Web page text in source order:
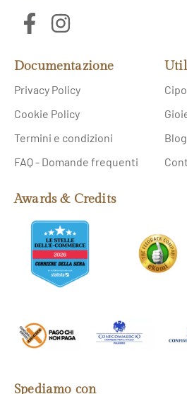
Documentazione
Privacy Policy
Cookie Policy
Termini e condizioni
FAQ - Domande frequenti
Blog
Awards & Credits
Spediamo con